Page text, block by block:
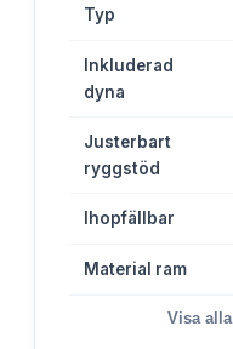
Typ
Inkluderad
dyna
Justerbart
ryggstöd
Ihopfällbar
Material ram
Visa alla